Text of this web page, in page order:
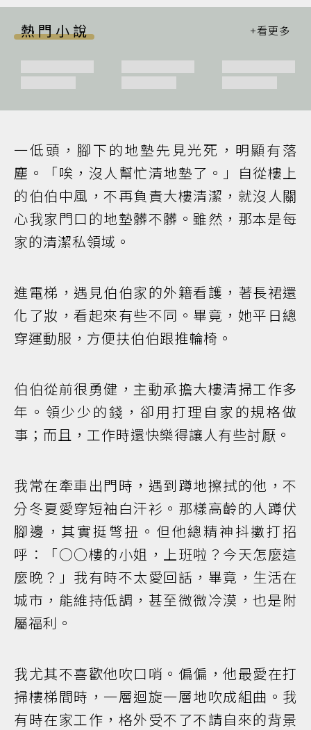
熱門小說
一低頭，腳下的地墊先見光死，明顯有落
塵。「唉，沒人幫忙清地墊了。」自從樓上
的伯伯中風，不再負責大樓清潔，就沒人關
心我家門口的地墊髒不髒。雖然，那本是每
家的清潔私領域。
進電梯，遇見伯伯家的外籍看護，著長裙還
化了妝，看起來有些不同。畢竟，她平日總
穿運動服，方便扶伯伯跟推輪椅。
伯伯從前很勇健，主動承擔大樓清掃工作多
年。領少少的錢，卻用打理自家的規格做
事；而且，工作時還快樂得讓人有些討厭。
我常在牽車出門時，遇到蹲地擦拭的他，不
分冬夏愛穿短袖白汗衫。那樣高齡的人蹲伏
腳邊，其實挺彆扭。但他總精神抖擻打招
呼：「○○樓的小姐，上班啦？今天怎麼這
麼晚？」我有時不太愛回話，畢竟，生活在
城市，能維持低調，甚至微微冷漠，也是附
屬福利。
我尤其不喜歡他吹口哨。偏偏，他最愛在打
掃樓梯間時，一層迴旋一層地吹成組曲。我
有時在家工作，格外受不了不請自來的背景